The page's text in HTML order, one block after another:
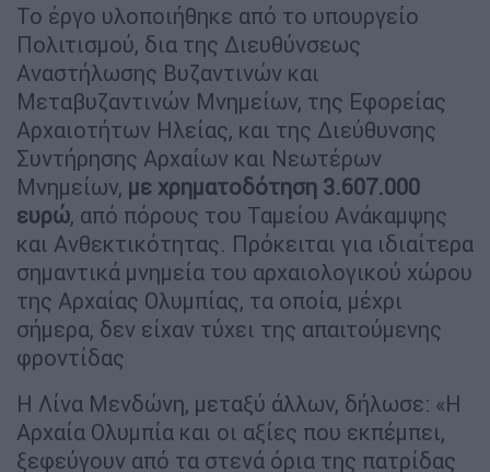
Το έργο υλοποιήθηκε από το υπουργείο
Πολιτισμού, δια της Διευθύνσεως
Αναστήλωσης Βυζαντινών και
Μεταβυζαντινών Μνημείων, της Εφορείας
Αρχαιοτήτων Ηλείας, και της Διεύθυνσης
Συντήρησης Αρχαίων και Νεωτέρων
Μνημείων, με χρηματοδότηση 3.607.000
ευρώ, από πόρους του Ταμείου Ανάκαμψης
και Ανθεκτικότητας. Πρόκειται για ιδιαίτερα
σημαντικά μνημεία του αρχαιολογικού χώρου
της Αρχαίας Ολυμπίας, τα οποία, μέχρι
σήμερα, δεν είχαν τύχει της απαιτούμενης
φροντίδας
Η Λίνα Μενδώνη, μεταξύ άλλων, δήλωσε: «Η
Αρχαία Ολυμπία και οι αξίες που εκπέμπει,
ξεφεύγουν από τα στενά όρια της πατρίδας